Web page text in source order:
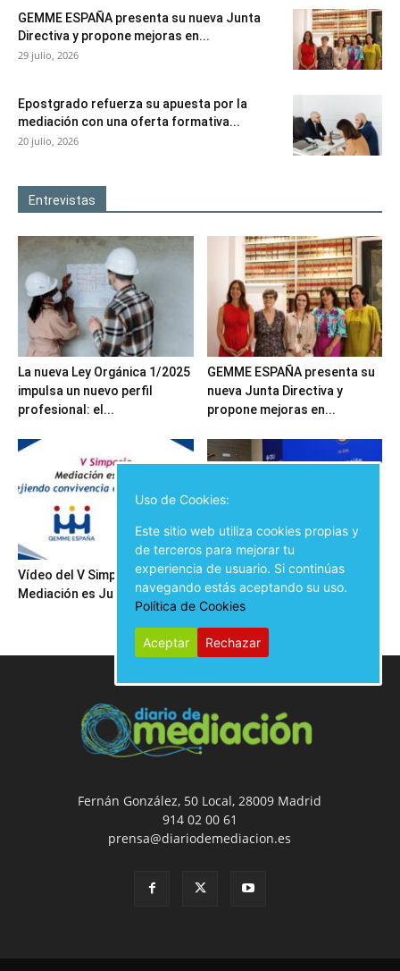
GEMME ESPAÑA presenta su nueva Junta
Directiva y propone mejoras en...
29 julio, 2026
Epostgrado refuerza su apuesta por la
mediación con una oferta formativa...
20 julio, 2026
Entrevistas
La nueva Ley Orgánica 1/2025
impulsa un nuevo perfil
profesional: el...
GEMME ESPAÑA presenta su
nueva Junta Directiva y
propone mejoras en...
Vídeo del V Simposio
Mediación es Justicia
Inauguración del V Simposio
Mediación es Justicia
Fernán González, 50 Local, 28009 Madrid
914 02 00 61
prensa@diariodemediacion.es
Uso de Cookies:
Este sitio web utiliza cookies propias y
de terceros para mejorar tu
experiencia de usuario. Si continúas
navegando estás aceptando su uso.
Política de Cookies
Aceptar Rechazar